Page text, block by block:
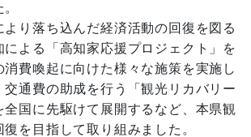
より落ち込んだ経済活動の回復を図る
による「高知家応援プロジェクト」を
消費喚起に向けた様々な施策を実施し
交通費の助成を行う「観光リカバリー
全国に先駆けて展開するなど、本県観
を目指して取り組みました。